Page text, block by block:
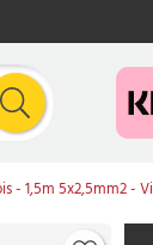
- 1,5m 5x2,5mm2 -